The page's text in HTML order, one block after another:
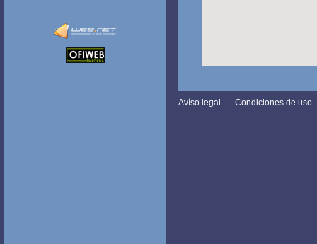
Avíso legal Condiciones de uso